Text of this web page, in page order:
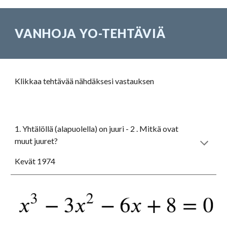
VANHOJA YO-TEHTÄVIÄ
Klikkaa tehtävää nähdäksesi vastauksen
1. Yhtälöllä (alapuolella) on juuri - 2 . Mitkä ovat
muut juuret?
Kevät 1974